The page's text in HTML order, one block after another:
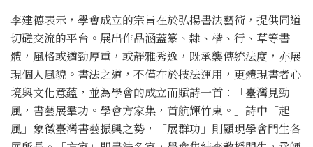
李建德表示，學會成立的宗旨在於弘揚書法藝術，提供同道
切磋交流的平台。展出作品涵蓋篆、隸、楷、行、草等書
體，風格或遒勁厚重，或靜雅秀逸，既承襲傳統法度，亦展
現個人風貌。書法之道，不僅在於技法運用，更體現書者心
境與文化意蘊，並為學會的成立而賦詩一首：「臺灣見勁
風，書藝展羣功。學會方家集，首航輝竹東。」詩中「起
風」象徵臺灣書藝振興之勢，「展群功」則顯現學會門生各